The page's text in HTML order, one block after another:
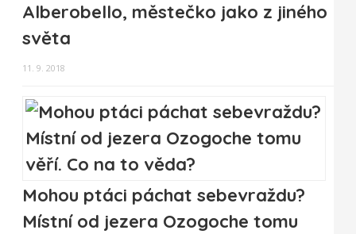
Alberobello, městečko jako z jiného
světa
11. 9. 2018
Mohou ptáci páchat sebevraždu?
Místní od jezera Ozogoche tomu